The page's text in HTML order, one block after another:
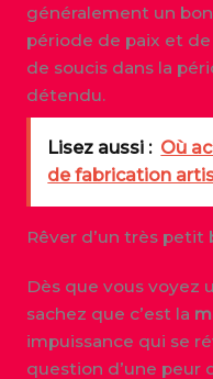
généralement un
période de paix et de
de soucis dans la
détendu.
Lisez aussi : Où
de fabrication
Rêver d’un très petit
Dès que vous voyez
sachez que c’est la
impuissance qui se
question d’une peur